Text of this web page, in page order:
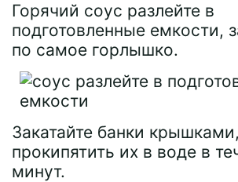
Горячий соус разлейте в
подготовленные емкости,
по самое горлышко.
Закатайте банки
прокипятить их в воде в
минут.